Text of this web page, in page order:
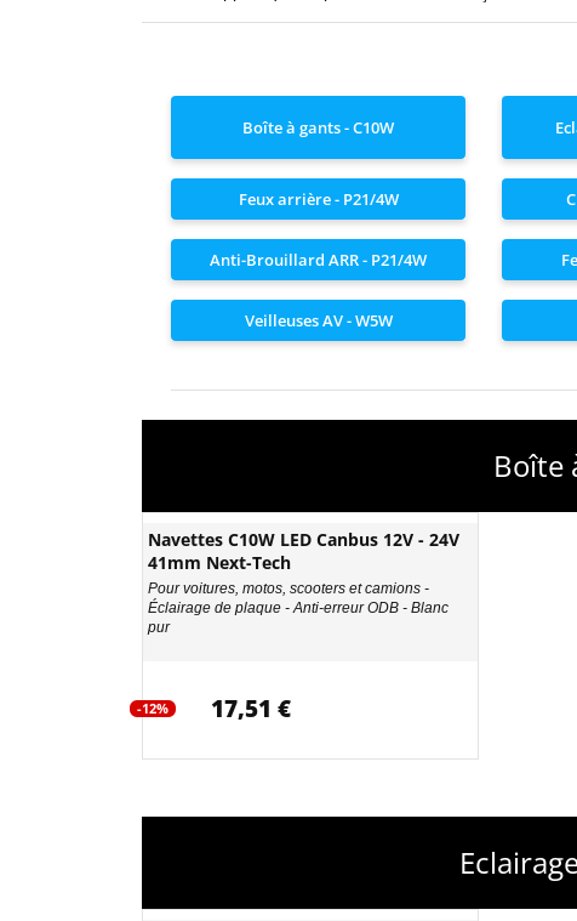
Boîte à gants - C10W
Feux arrière - P21/4W
Anti-Brouillard ARR - P21/4W
Veilleuses AV - W5W
Boîte
Navettes C10W LED Canbus 12V - 24V
41mm Next-Tech
Pour voitures, motos, scooters et camions -
Éclairage de plaque - Anti-erreur ODB - Blanc
pur
-12% 17,51 €